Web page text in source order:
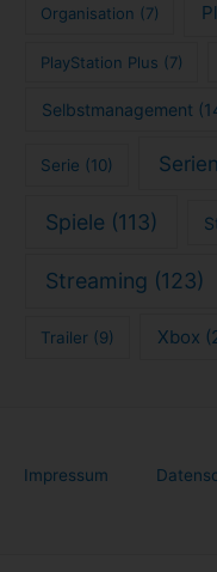
Organisation (7)
PlayStation Plus (7)
Selbstmanagement
Serie (10) Serien
Spiele (113)
Streaming (123)
Trailer (9) Xbox
Impressum